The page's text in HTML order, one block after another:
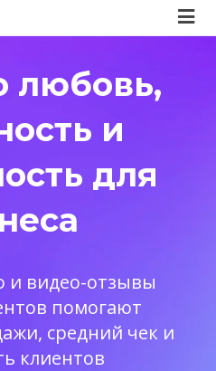
любовь,
и
для
и видео-отзывы
помогают
средний чек и
клиентов